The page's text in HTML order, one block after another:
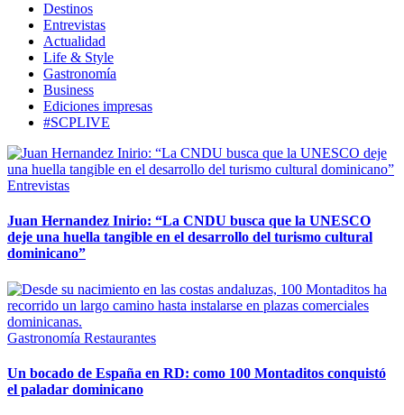
Destinos
Entrevistas
Actualidad
Life & Style
Gastronomía
Business
Ediciones impresas
#SCPLIVE
Entrevistas
Juan Hernandez Inirio: “La CNDU busca que la UNESCO
deje una huella tangible en el desarrollo del turismo cultural
dominicano”
Gastronomía Restaurantes
Un bocado de España en RD: como 100 Montaditos conquistó
el paladar dominicano